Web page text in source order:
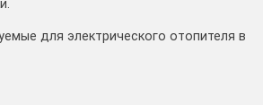
для электрического отопителя в